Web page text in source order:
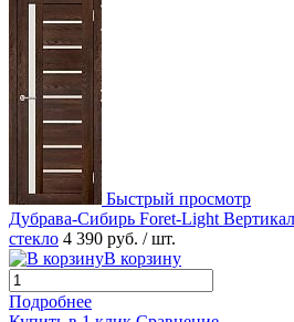
Быстрый просмотр
Дубрава-Сибирь Foret-Light
стекло 4 390 руб. / шт.
В корзину
Подробнее